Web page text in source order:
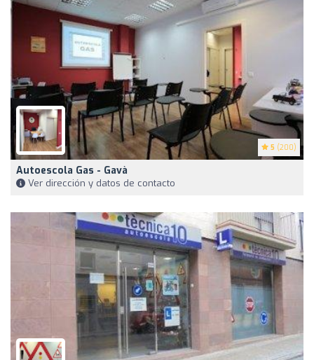
5 (200)
Autoescola Gas - Gavà
Ver dirección y datos de contacto